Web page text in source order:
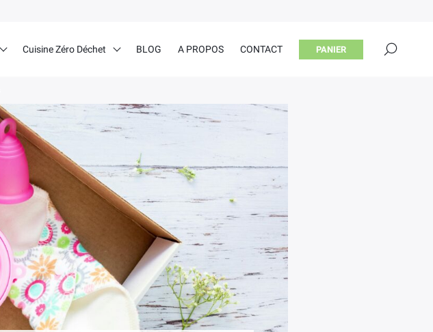
Cuisine Zéro Déchet BLOG A PROPOS CONTACT PANIER